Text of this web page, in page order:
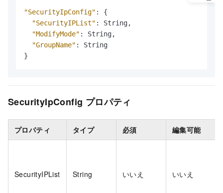
"SecurityIpConfig" :
{
"SecurityIPList" : String,
"ModifyMode" : String,
"GroupName" :
}
SecurityIpConfig プロパティ
プロパティ タイプ 必須 編集可能
SecurityIPList String いいえ いいえ